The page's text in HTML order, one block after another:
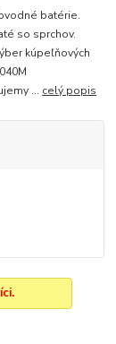
batérie.
so sprchov.
kúpeľňových
... celý popis